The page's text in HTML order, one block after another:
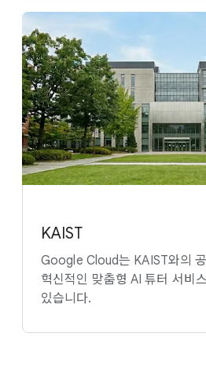
KAIST
Google Cloud는 KAIST와의
혁신적인 맞춤형 AI 튜터 서비
있습니다.